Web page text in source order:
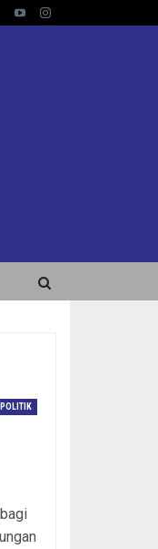
POLITIK